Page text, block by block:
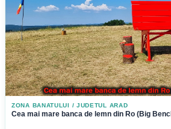
ZONA BANATULUI / JUDETUL ARAD
Cea mai mare banca de lemn din Ro (Big